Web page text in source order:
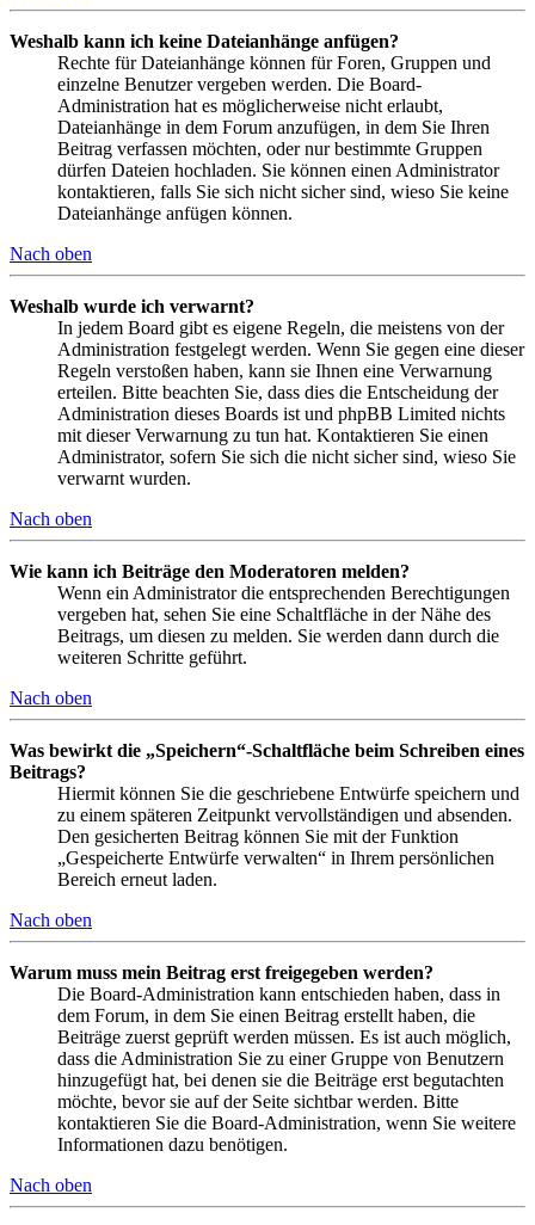
Weshalb kann ich keine Dateianhänge anfügen?
Rechte für Dateianhänge können für Foren, Gruppen und
einzelne Benutzer vergeben werden. Die Board-
Administration hat es möglicherweise nicht erlaubt,
Dateianhänge in dem Forum anzufügen, in dem Sie Ihren
Beitrag verfassen möchten, oder nur bestimmte Gruppen
dürfen Dateien hochladen. Sie können einen Administrator
kontaktieren, falls Sie sich nicht sicher sind, wieso Sie keine
Dateianhänge anfügen können.
Nach oben
Weshalb wurde ich verwarnt?
In jedem Board gibt es eigene Regeln, die meistens von der
Administration festgelegt werden. Wenn Sie gegen eine dieser
Regeln verstoßen haben, kann sie Ihnen eine Verwarnung
erteilen. Bitte beachten Sie, dass dies die Entscheidung der
Administration dieses Boards ist und phpBB Limited nichts
mit dieser Verwarnung zu tun hat. Kontaktieren Sie einen
Administrator, sofern Sie sich die nicht sicher sind, wieso Sie
verwarnt wurden.
Nach oben
Wie kann ich Beiträge den Moderatoren melden?
Wenn ein Administrator die entsprechenden Berechtigungen
vergeben hat, sehen Sie eine Schaltfläche in der Nähe des
Beitrags, um diesen zu melden. Sie werden dann durch die
weiteren Schritte geführt.
Nach oben
Was bewirkt die „Speichern“-Schaltfläche beim Schreiben eines
Beitrags?
Hiermit können Sie die geschriebene Entwürfe speichern und
zu einem späteren Zeitpunkt vervollständigen und absenden.
Den gesicherten Beitrag können Sie mit der Funktion
„Gespeicherte Entwürfe verwalten“ in Ihrem persönlichen
Bereich erneut laden.
Nach oben
Warum muss mein Beitrag erst freigegeben werden?
Die Board-Administration kann entschieden haben, dass in
dem Forum, in dem Sie einen Beitrag erstellt haben, die
Beiträge zuerst geprüft werden müssen. Es ist auch möglich,
dass die Administration Sie zu einer Gruppe von Benutzern
hinzugefügt hat, bei denen sie die Beiträge erst begutachten
möchte, bevor sie auf der Seite sichtbar werden. Bitte
kontaktieren Sie die Board-Administration, wenn Sie weitere
Informationen dazu benötigen.
Nach oben